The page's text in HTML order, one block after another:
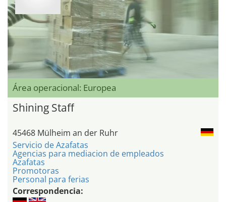
Área operacional: Europea
Shining Staff
45468 Mülheim an der Ruhr
Servicio de Azafatas
Agencias para mediacion de empleados
Azafatas
Promotoras
Personal para ferias
Correspondencia: